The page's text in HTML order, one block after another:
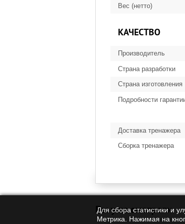
Вес (нетто)
КАЧЕСТВО
Производитель
Страна разработки
Страна изготовления
Подробности
Доставка тренажера
Сборка тренажера
Вы уже смотрели
Для сбора статистики и
Метрика. Нажимая на